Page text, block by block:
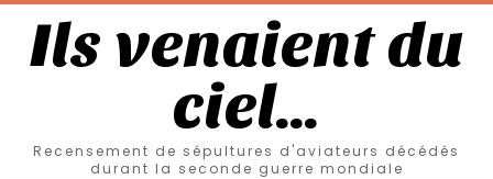
Ils venaient du
ciel…
Recensement de sépultures d'aviateurs décédés
durant la seconde guerre mondiale